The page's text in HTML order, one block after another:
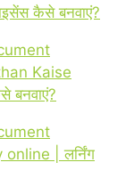
कैसे बनवाएं?
Kaise
बनवाएं?
| लर्निंग